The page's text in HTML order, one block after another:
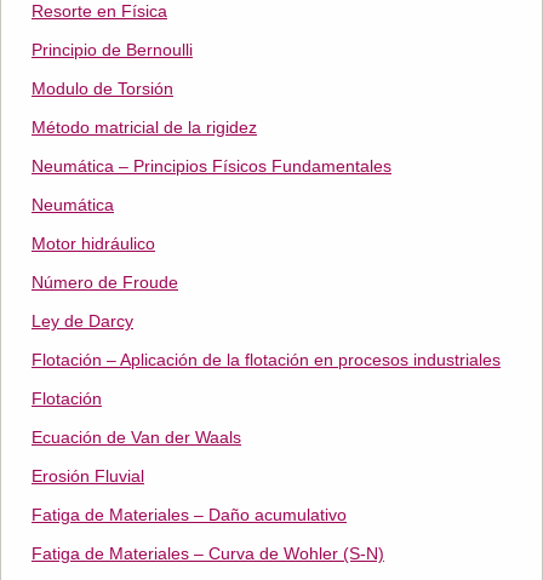
Resorte en Física
Principio de Bernoulli
Modulo de Torsión
Método matricial de la rigidez
Neumática – Principios Físicos Fundamentales
Neumática
Motor hidráulico
Número de Froude
Ley de Darcy
Flotación – Aplicación de la flotación en procesos industriales
Flotación
Ecuación de Van der Waals
Erosión Fluvial
Fatiga de Materiales – Daño acumulativo
Fatiga de Materiales – Curva de Wohler (S-N)